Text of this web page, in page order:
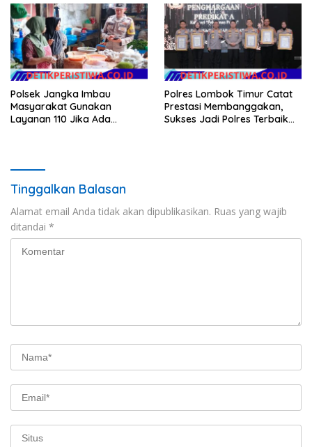
Polsek Jangka Imbau
Masyarakat Gunakan
Layanan 110 Jika Ada
Polres Lombok Timur Catat
Prestasi Membanggakan,
Sukses Jadi Polres Terbaik
Tinggalkan Balasan
Alamat email Anda tidak akan dipublikasikan. Ruas yang wajib
ditandai *